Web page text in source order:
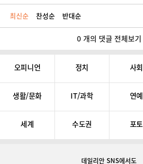
최신순 찬성순 반대순
0 개의 댓글 전체보기
오피니언 정치 사회
생활/문화 IT/과학 연예
세계 수도권 포토
데일리안 SNS에서도